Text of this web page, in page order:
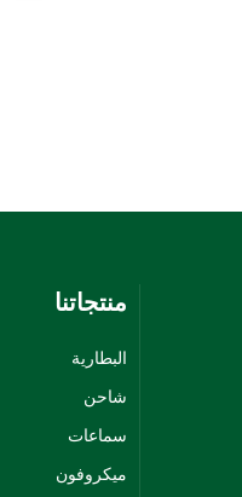
منتجاتنا
البطارية
شاحن
سماعات
ميكروفون